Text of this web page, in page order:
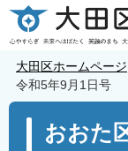
こ
の
ジ
大田区ホームページ
令和5年9月1日号
おおた